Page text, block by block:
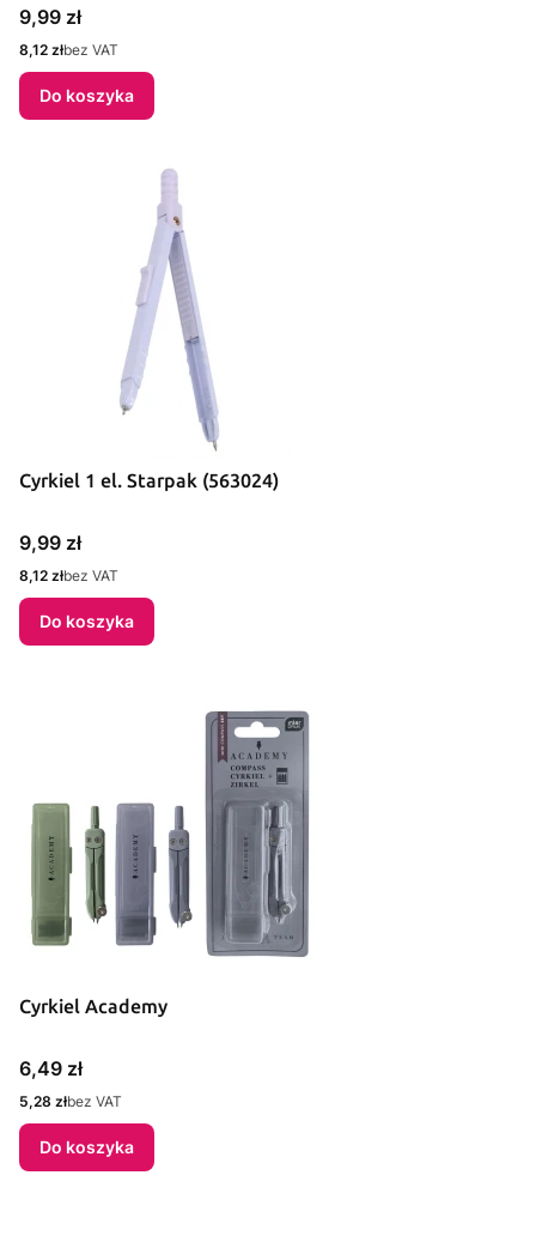
Cena
9,99 zł
Cena
8,12 złbez VAT
Do koszyka
Cyrkiel 1 el. Starpak (563024)
Cena
9,99 zł
Cena
8,12 złbez VAT
Do koszyka
Cyrkiel Academy
Cena
6,49 zł
Cena
5,28 złbez VAT
Do koszyka